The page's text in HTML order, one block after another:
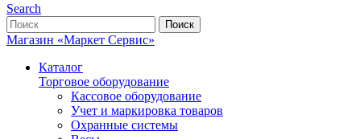
Search
Магазин «Маркет Сервис»
Каталог
Торговое оборудование
Кассовое оборудование
Учет и маркировка товаров
Охранные системы